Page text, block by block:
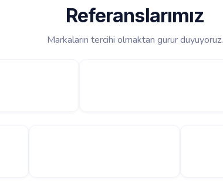
Referanslarımız
Markaların tercihi olmaktan gurur duyuyoruz.